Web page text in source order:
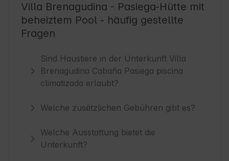
Villa Brenagudina - Pasiega-Hütte mit
beheiztem Pool - häufig gestellte
Fragen
Sind Haustiere in der Unterkunft Villa
Brenagudina Cabaña Pasiega piscina
climatizada erlaubt?
Welche zusätzlichen Gebühren gibt es?
Welche Ausstattung bietet die
Unterkunft?